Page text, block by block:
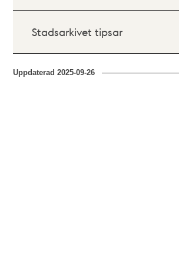
Stadsarkivet tipsar
Uppdaterad2025-09-26